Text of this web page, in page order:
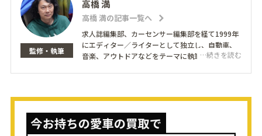
監修・執筆
高橋 満
高橋 満の記事一覧へ
求人誌編集部、カーセンサー編集部を経て1999年
にエディター／ライターとして独立し、自動車、
音楽、アウトドアなどをテーマに執筆。得意とし
いる。また、企業の広報・販促活動のサポートも
担当。愛車はフィアット500C。
http://bridge-man.net/
…続きを読む